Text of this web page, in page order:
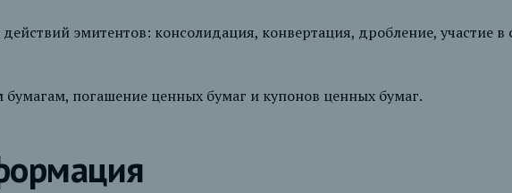
эмитентов: консолидация, конвертация, дробление, участие в
погашение ценных бумаг и купонов ценных бумаг.